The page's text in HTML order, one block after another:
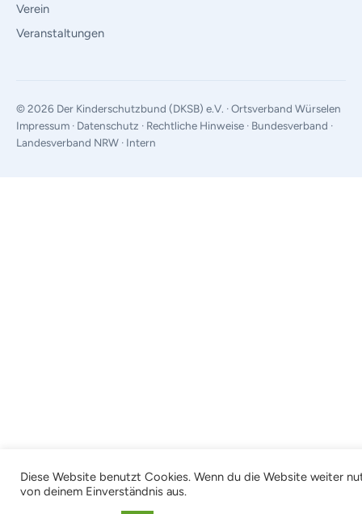
Verein
Veranstaltungen
© 2026 Der Kinderschutzbund (DKSB) e.V. · Ortsverband Würselen
Impressum · Datenschutz · Rechtliche Hinweise · Bundesverband ·
Landesverband NRW · Intern
Diese Website benutzt Cookies. Wenn du die Website weiter
von deinem Einverständnis aus.